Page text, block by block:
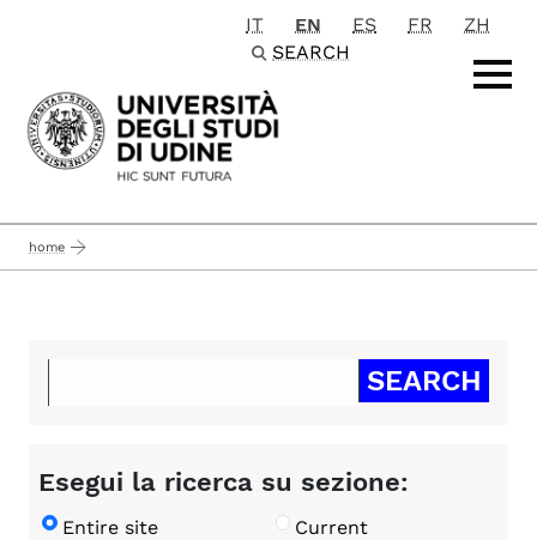
Passa al contenuto principale
IT EN ES FR
ZH
SEARCH
home
Esegui la ricerca su sezione:
Entire site
Current